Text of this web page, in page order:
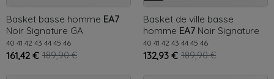
Basket basse homme EA7
Noir Signature GA
40 41 42 43 44 45 46
161,42 € 189,90 €
Basket de ville basse
homme EA7 Noir Signature
GA
40 41 42 43 44 45 46
132,93 € 189,90 €